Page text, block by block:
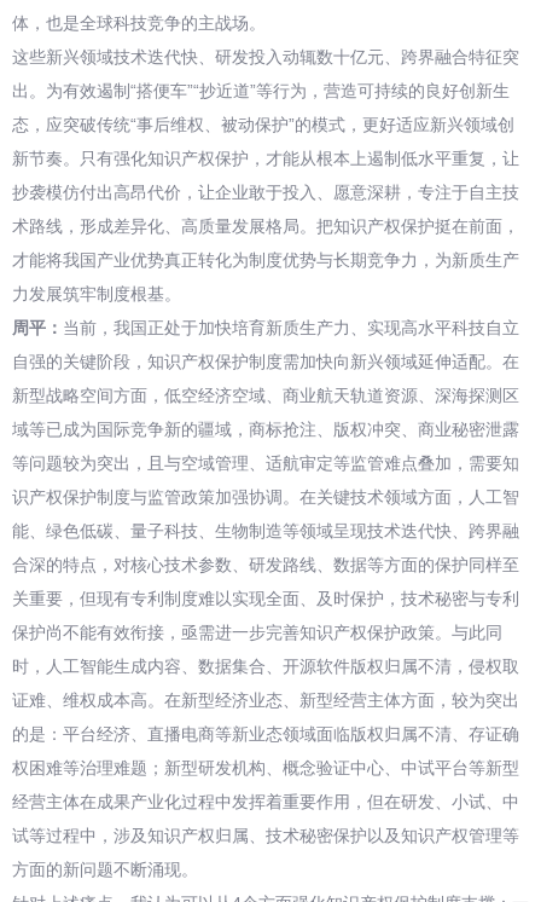
体，也是全球科技竞争的主战场。
这些新兴领域技术迭代快、研发投入动辄数十亿元、跨界融合特征突
出。为有效遏制“搭便车”“抄近道”等行为，营造可持续的良好创新生
态，应突破传统“事后维权、被动保护”的模式，更好适应新兴领域创
新节奏。只有强化知识产权保护，才能从根本上遏制低水平重复，让
抄袭模仿付出高昂代价，让企业敢于投入、愿意深耕，专注于自主技
术路线，形成差异化、高质量发展格局。把知识产权保护挺在前面，
才能将我国产业优势真正转化为制度优势与长期竞争力，为新质生产
力发展筑牢制度根基。
周平： 当前，我国正处于加快培育新质生产力、实现高水平科技自立
自强的关键阶段，知识产权保护制度需加快向新兴领域延伸适配。在
新型战略空间方面，低空经济空域、商业航天轨道资源、深海探测区
域等已成为国际竞争新的疆域，商标抢注、版权冲突、商业秘密泄露
等问题较为突出，且与空域管理、适航审定等监管难点叠加，需要知
识产权保护制度与监管政策加强协调。在关键技术领域方面，人工智
能、绿色低碳、量子科技、生物制造等领域呈现技术迭代快、跨界融
合深的特点，对核心技术参数、研发路线、数据等方面的保护同样至
关重要，但现有专利制度难以实现全面、及时保护，技术秘密与专利
保护尚不能有效衔接，亟需进一步完善知识产权保护政策。与此同
时，人工智能生成内容、数据集合、开源软件版权归属不清，侵权取
证难、维权成本高。在新型经济业态、新型经营主体方面，较为突出
的是：平台经济、直播电商等新业态领域面临版权归属不清、存证确
权困难等治理难题；新型研发机构、概念验证中心、中试平台等新型
经营主体在成果产业化过程中发挥着重要作用，但在研发、小试、中
试等过程中，涉及知识产权归属、技术秘密保护以及知识产权管理等
方面的新问题不断涌现。